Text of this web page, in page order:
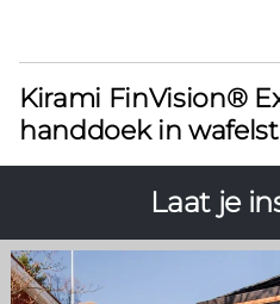
Kirami FinVision®
handdoek in
Laat je